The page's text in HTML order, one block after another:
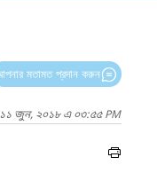
মতামত প্রদান করুন
১১ জুন, ২০১৮ এ ০৩:৫৫ PM